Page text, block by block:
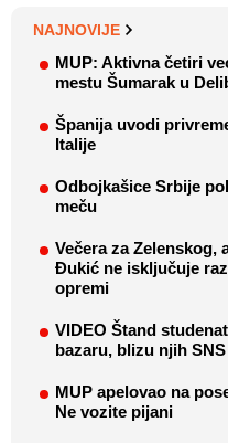
NAJNOVIJE
MUP: Aktivna četiri
mestu Šumarak u
Španija uvodi
Italije
Odbojkašice Srbije
meču
Večera za
Đukić ne isključuje
opremi
VIDEO Štand
bazaru, blizu njih
MUP apelovao na
Ne vozite pijani